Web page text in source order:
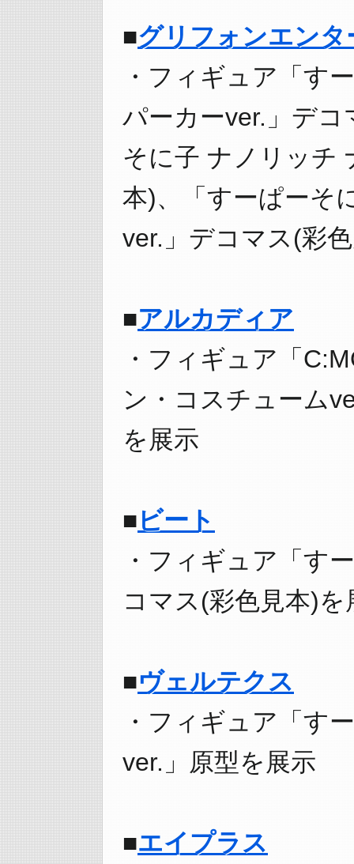
■グリフォンエン
・フィギュア「す
パーカーver.」デ
そに子 ナノリッチ
本)、「すーぱーそ
ver.」デコマス(彩
■アルカディア
・フィギュア「
ン・コスチューム
を展示
■ビート
・フィギュア「す
コマス(彩色見本)を
■ヴェルテクス
・フィギュア「す
ver.」原型を展示
■エイプラス